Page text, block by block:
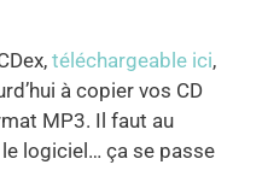
téléchargeable ici,
à copier vos CD
MP3. Il faut au
logiciel… ça se passe